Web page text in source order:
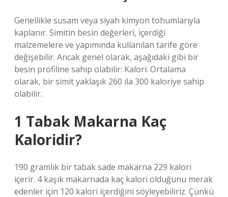
Genellikle susam veya siyah kimyon tohumlarıyla
kaplanır. Simitin besin değerleri, içerdiği
malzemelere ve yapımında kullanılan tarife göre
değişebilir. Ancak genel olarak, aşağıdaki gibi bir
besin profiline sahip olabilir: Kalori: Ortalama
olarak, bir simit yaklaşık 260 ila 300 kaloriye sahip
olabilir.
1 Tabak Makarna Kaç
Kaloridir?
190 gramlık bir tabak sade makarna 229 kalori
içerir. 4 kaşık makarnada kaç kalori olduğunu merak
edenler için 120 kalori içerdiğini söyleyebiliriz. Çünkü